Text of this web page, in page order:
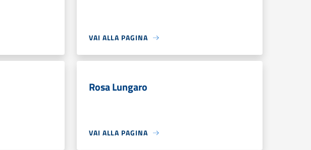
VAI ALLA PAGINA
Rosa Lungaro
VAI ALLA PAGINA